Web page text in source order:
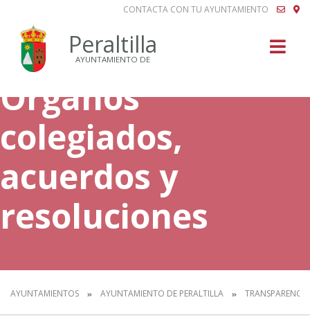
CONTACTA CON TU AYUNTAMIENTO
Peraltilla
AYUNTAMIENTO DE
Órganos
colegiados,
acuerdos y
resoluciones
AYUNTAMIENTOS AYUNTAMIENTO DE PERALTILLA TRANSPARENCIA